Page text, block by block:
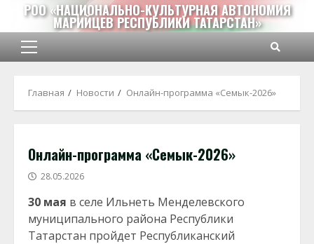
Перейти
содержимому
РОО «НАЦИОНАЛЬНО-КУЛЬТУРНАЯ АВТОНОМИЯ
МАРИЙЦЕВ РЕСПУБЛИКИ ТАТАРСТАН»
Основное
Главная Новости Онлайн-программа «Семык-2026»
Онлайн-программа «Семык-2026»
28.05.2026
30 мая в селе Ильнеть Менделевского
муниципального района Республики
Татарстан пройдет Республиканский